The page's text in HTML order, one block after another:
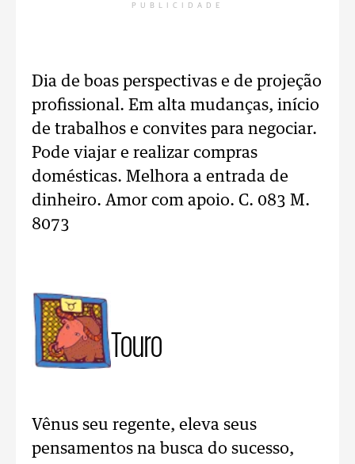
PUBLICIDADE
Dia de boas perspectivas e de projeção
profissional. Em alta mudanças, início
de trabalhos e convites para negociar.
Pode viajar e realizar compras
domésticas. Melhora a entrada de
dinheiro. Amor com apoio. C. 083 M.
8073
Touro
Vênus seu regente, eleva seus
pensamentos na busca do sucesso,